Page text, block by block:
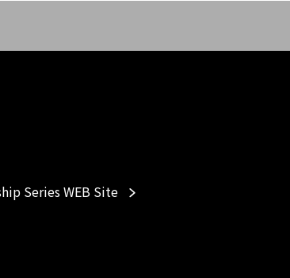
Series WEB Site